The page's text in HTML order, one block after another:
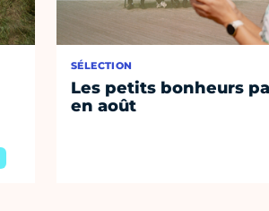
SÉLECTION
Les petits bonheurs
en août